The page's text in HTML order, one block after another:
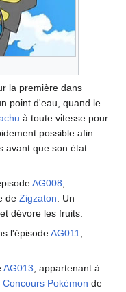
la première dans
point d'eau, quand le
à toute vitesse pour
possible afin
avant que son état
AG008
de Zigzaton . Un
dévore les fruits.
l'épisodeAG011
AG013 , appartenant à
Concours Pokémon de